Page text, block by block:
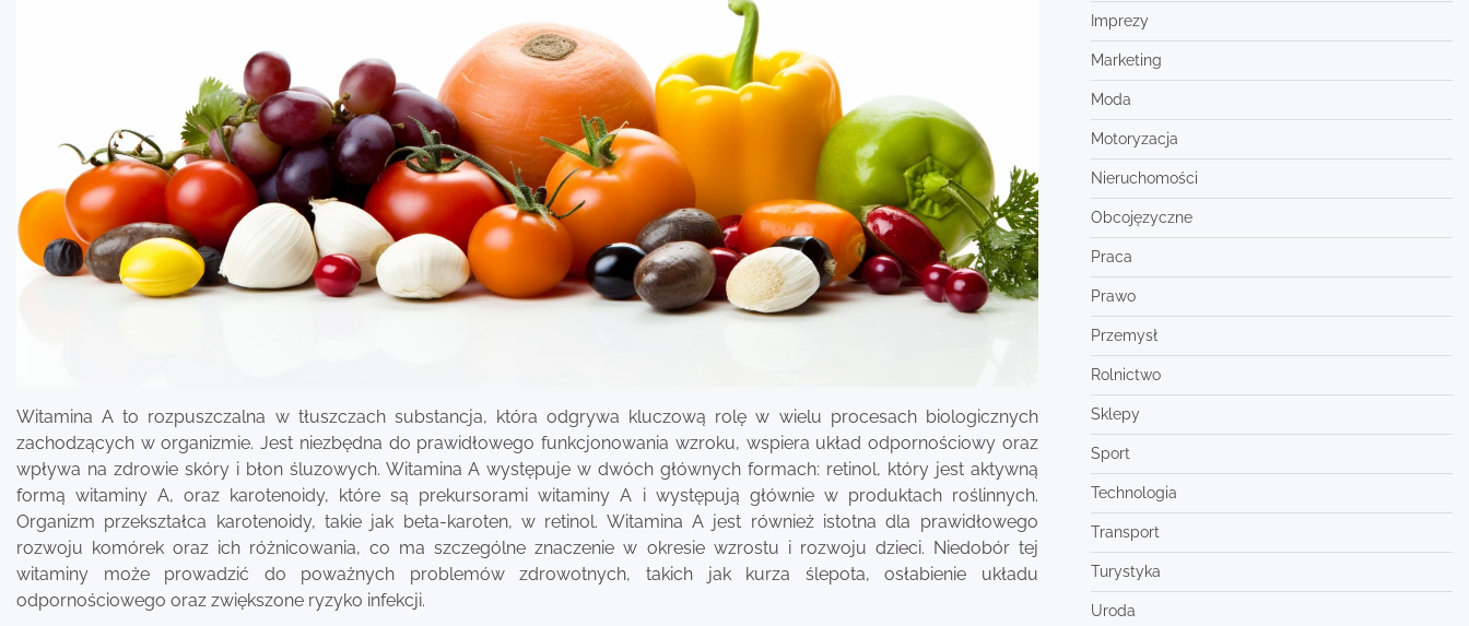
Witamina A to rozpuszczalna w tłuszczach substancja, która odgrywa kluczową rolę w wielu procesach biologicznych
zachodzących w organizmie. Jest niezbędna do prawidłowego funkcjonowania wzroku, wspiera układ odpornościowy oraz
wpływa na zdrowie skóry i błon śluzowych. Witamina A występuje w dwóch głównych formach: retinol, który jest aktywną
formą witaminy A, oraz karotenoidy, które są prekursorami witaminy A i występują głównie w produktach roślinnych.
Organizm przekształca karotenoidy, takie jak beta-karoten, w retinol. Witamina A jest również istotna dla prawidłowego
rozwoju komórek oraz ich różnicowania, co ma szczególne znaczenie w okresie wzrostu i rozwoju dzieci. Niedobór tej
witaminy może prowadzić do poważnych problemów zdrowotnych, takich jak kurza ślepota, osłabienie układu
odpornościowego oraz zwiększone ryzyko infekcji.
Imprezy
Marketing
Moda
Motoryzacja
Nieruchomości
Obcojęzyczne
Praca
Prawo
Przemysł
Rolnictwo
Sklepy
Sport
Technologia
Transport
Turystyka
Uroda